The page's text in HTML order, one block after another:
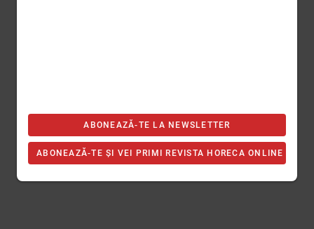
ABONEAZĂ-TE LA NEWSLETTER
ABONEAZĂ-TE ȘI VEI PRIMI REVISTA HORECA ONLINE